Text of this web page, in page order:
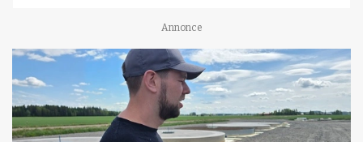
Annonce